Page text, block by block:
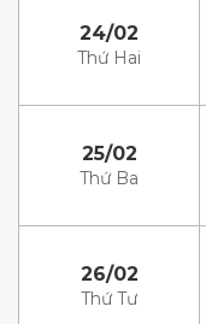
24/02
Thứ Hai
25/02
Thứ Ba
26/02
Thứ Tư